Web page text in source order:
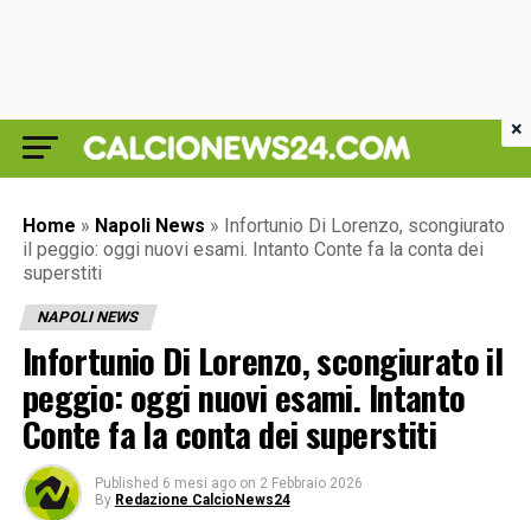
Home » Napoli News » Infortunio Di Lorenzo, scongiurato
il peggio: oggi nuovi esami. Intanto Conte fa la conta dei
superstiti
NAPOLI NEWS
Infortunio Di Lorenzo, scongiurato il
peggio: oggi nuovi esami. Intanto
Conte fa la conta dei superstiti
Published 6 mesi ago on 2 Febbraio 2026
By Redazione CalcioNews24
×